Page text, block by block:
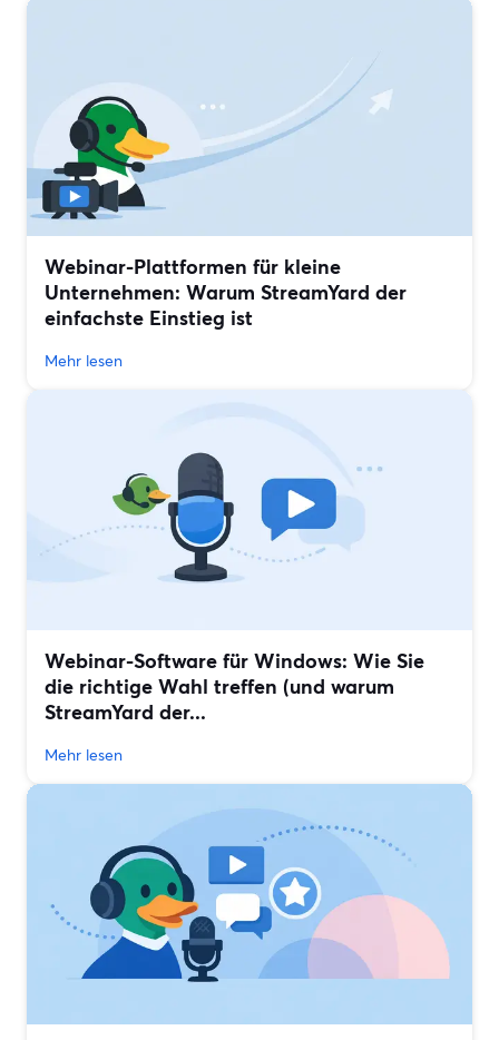
Webinar-Plattformen für kleine
Unternehmen: Warum StreamYard der
einfachste Einstieg ist
Mehr lesen
Webinar-Software für Windows: Wie Sie
die richtige Wahl treffen (und warum
StreamYard der...
Mehr lesen